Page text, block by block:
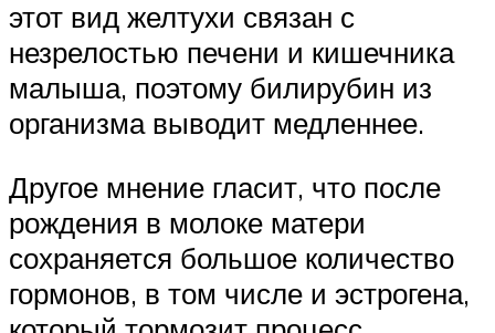
этот вид желтухи связан с
незрелостью печени и кишечника
малыша, поэтому билирубин из
организма выводит медленнее.
Другое мнение гласит, что после
рождения в молоке матери
сохраняется большое количество
гормонов, в том числе и эстрогена,